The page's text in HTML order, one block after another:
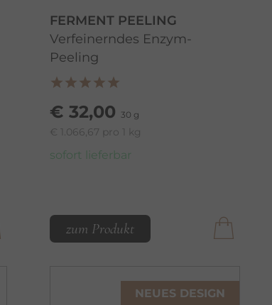
FERMENT PEELING
Verfeinerndes Enzym-
Peeling
€ 32,00 30 g
€ 1.066,67 pro 1 kg
sofort lieferbar
zum Produkt
NEUES DESIGN